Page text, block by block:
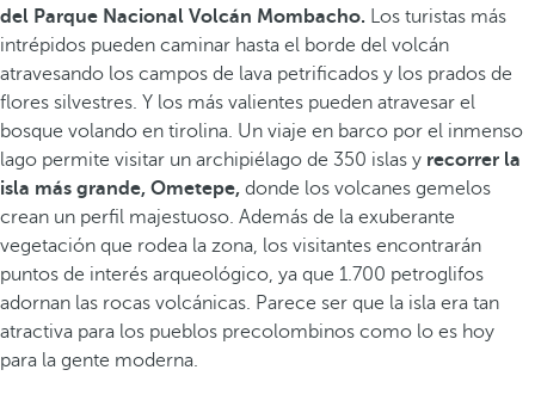
del Parque Nacional Volcán Mombacho. Los turistas más
intrépidos pueden caminar hasta el borde del volcán
atravesando los campos de lava petrificados y los prados de
flores silvestres. Y los más valientes pueden atravesar el
bosque volando en tirolina. Un viaje en barco por el inmenso
lago permite visitar un archipiélago de 350 islas y recorrer la
isla más grande, Ometepe, donde los volcanes gemelos
crean un perfil majestuoso. Además de la exuberante
vegetación que rodea la zona, los visitantes encontrarán
puntos de interés arqueológico, ya que 1.700 petroglifos
adornan las rocas volcánicas. Parece ser que la isla era tan
atractiva para los pueblos precolombinos como lo es hoy
para la gente moderna.